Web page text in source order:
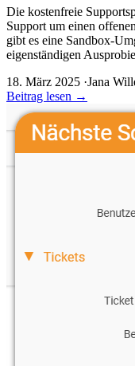
Die kostenfreie
Support um einen
gibt es eine Sandbox-
eigenständigen
18. März 2025 ·Jana
Beitrag lesen →